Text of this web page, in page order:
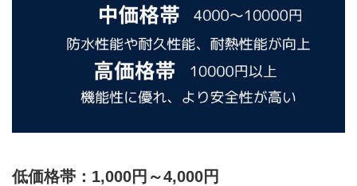
低価格帯：1,000円～4,000円